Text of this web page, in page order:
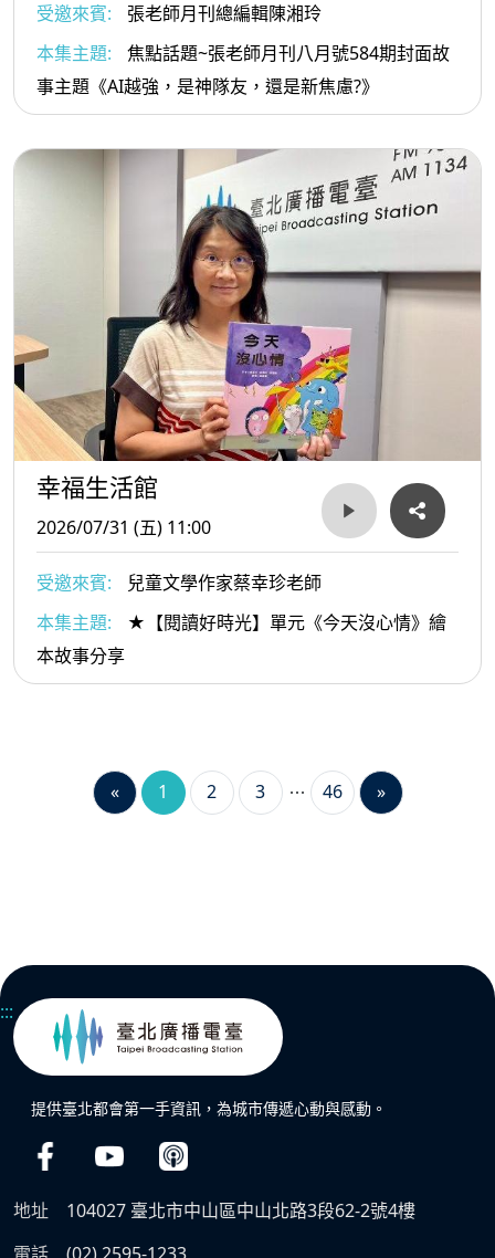
受邀來賓:
張老師月刊總編輯陳湘玲
本集主題:
焦點話題~張老師月刊八月號584期封面故
事主題《AI越強，是神隊友，還是新焦慮?》
幸福生活館
2026/07/31 (五) 11:00
受邀來賓:
兒童文學作家蔡幸珍老師
本集主題:
★【閱讀好時光】單元《今天沒心情》繪
本故事分享
« 1 2 3 46 »
:::
提供臺北都會第一手資訊，為城市傳遞心動與感動。
地址
104027 臺北市中山區中山北路3段62-2號4樓